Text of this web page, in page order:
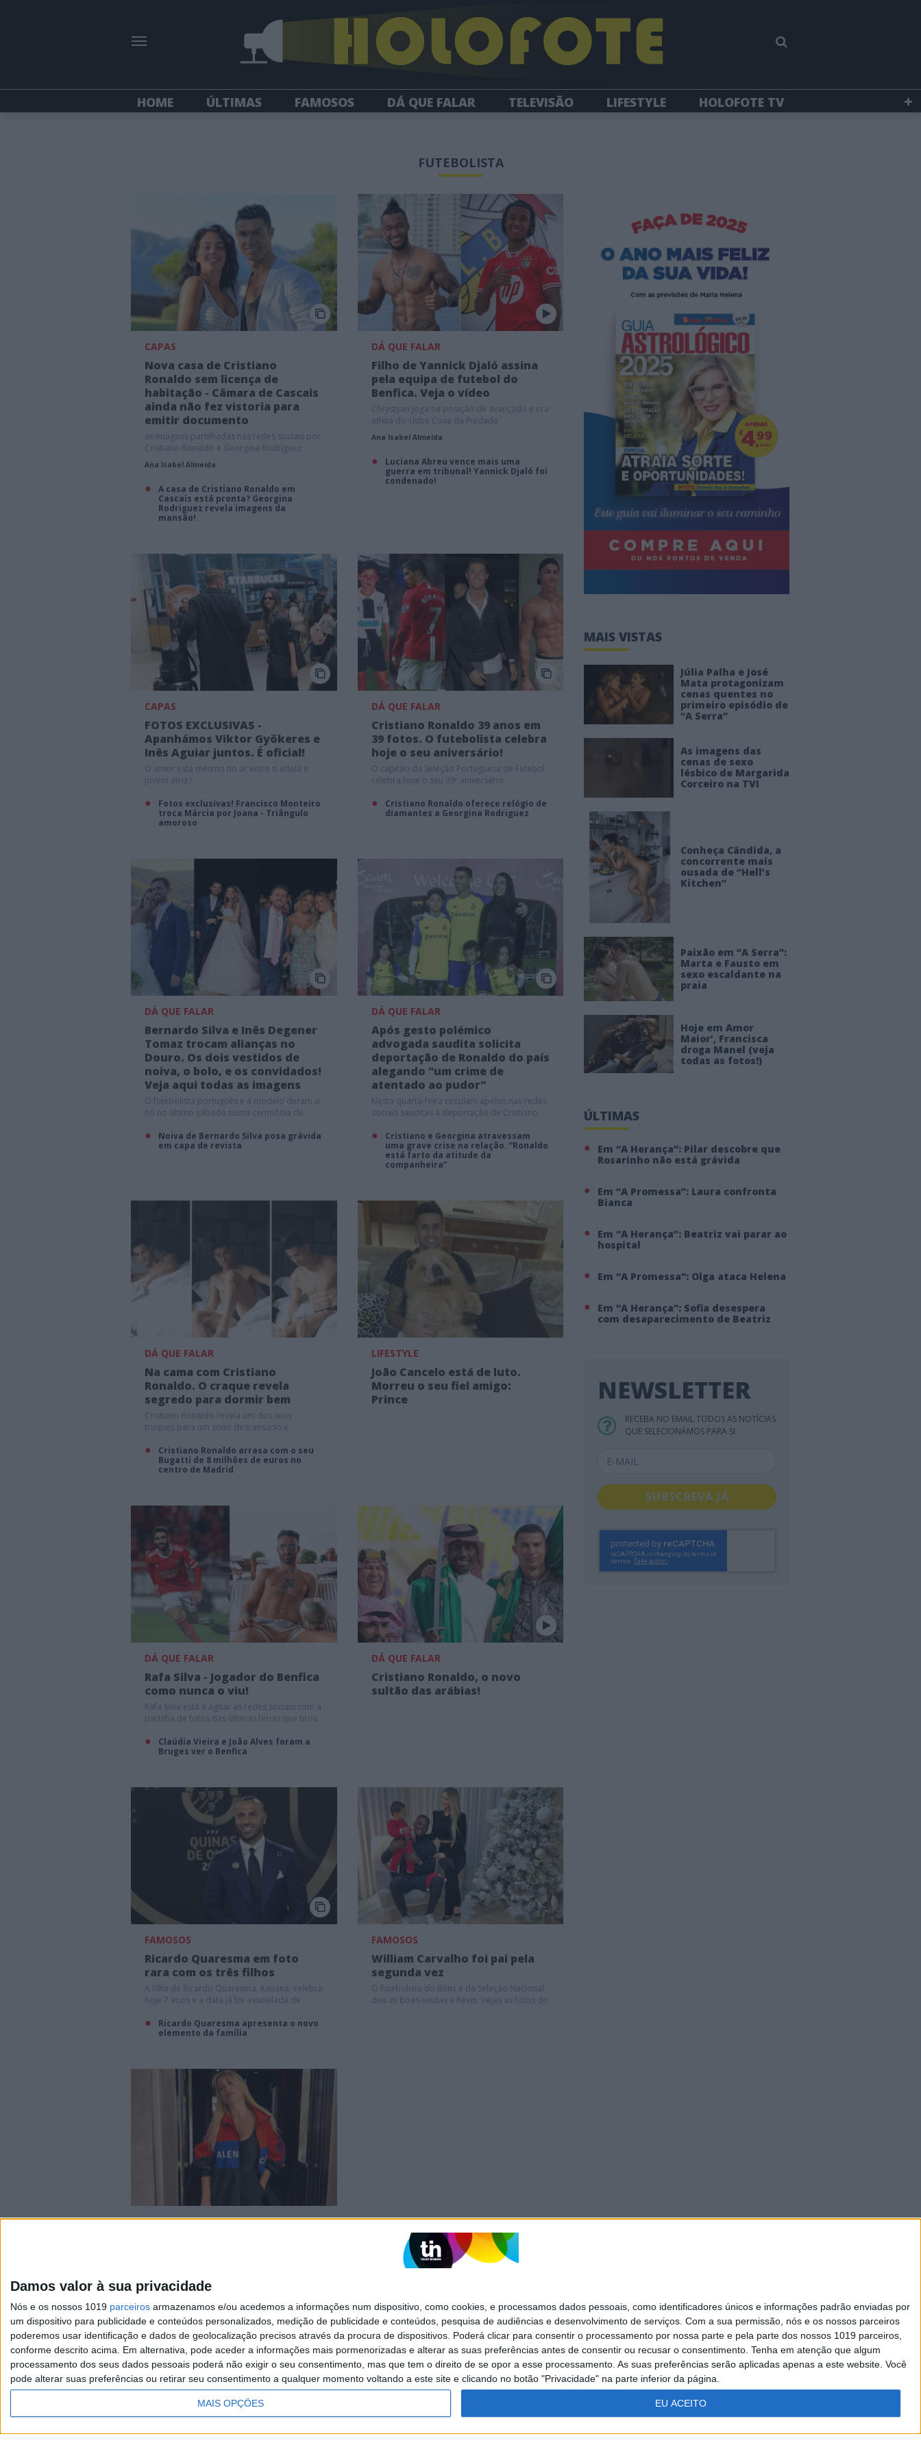
Damos valor à sua privacidade
Nós e os nossos 1019 parceiros armazenamos e/ou acedemos a informações num dispositivo, como cookies, e processamos dados pessoais, como identificadores únicos e informações padrão enviadas por
um dispositivo para publicidade e conteúdos personalizados, medição de publicidade e conteúdos, pesquisa de audiências e desenvolvimento de serviços. Com a sua permissão, nós e os nossos parceiros
poderemos usar identificação e dados de geolocalização precisos através da procura de dispositivos. Poderá clicar para consentir o processamento por nossa parte e pela parte dos nossos 1019 parceiros,
conforme descrito acima. Em alternativa, pode aceder a informações mais pormenorizadas e alterar as suas preferências antes de consentir ou recusar o consentimento. Tenha em atenção que algum
processamento dos seus dados pessoais poderá não exigir o seu consentimento, mas que tem o direito de se opor a esse processamento. As suas preferências serão aplicadas apenas a este website. Você
pode alterar suas preferências ou retirar seu consentimento a qualquer momento voltando a este site e clicando no botão "Privacidade" na parte inferior da página.
MAIS OPÇÕES EU ACEITO
HOME ÚLTIMAS FAMOSOS DÁ QUE FALAR TELEVISÃO LIFESTYLE
HOLOFOTE TV
FUTEBOLISTA
CAPAS
Nova casa de Cristiano
Ronaldo sem licença de
habitação - Câmara de Cascais
ainda não fez vistoria para
emitir documento
as imagens partilhadas nas redes sociais por
Cristiano Ronaldo e Georgina Rodríguez
podem não corresponder à exuberante
mansão de Cascais
Ana Isabel Almeida
A casa de Cristiano Ronaldo em
Cascais está pronta? Georgina
Rodriguez revela imagens da
mansão!
DÁ QUE FALAR
Filho de Yannick Djaló assina
pela equipa de futebol do
Benfica. Veja o vídeo
Chrystyan joga na posição de avançado e era
atleta do clube Cova da Piedade
Ana Isabel Almeida
Luciana Abreu vence mais uma
guerra em tribunal! Yannick Djaló foi
condenado!
CAPAS
FOTOS EXCLUSIVAS -
Apanhámos Viktor Gyökeres e
Inês Aguiar juntos. É oficial!
O amor está mesmo no ar entre o atleta e
jovem atriz !
Fotos exclusivas! Francisco Monteiro
troca Márcia por Joana - Triângulo
amoroso
DÁ QUE FALAR
Cristiano Ronaldo 39 anos em
39 fotos. O futebolista celebra
hoje o seu aniversário!
O capitão da Seleção Portuguesa de Futebol
celebra hoje o seu 39º aniversário
Cristiano Ronaldo oferece relógio de
diamantes a Georgina Rodriguez
DÁ QUE FALAR
Bernardo Silva e Inês Degener
Tomaz trocam alianças no
Douro. Os dois vestidos de
noiva, o bolo, e os convidados!
Veja aqui todas as imagens
O futebolista português e a modelo deram o
nó no último sábado numa cerimónia de
Noiva de Bernardo Silva posa grávida
em capa de revista
DÁ QUE FALAR
Após gesto polémico
advogada saudita solicita
deportação de Ronaldo do país
alegando "um crime de
atentado ao pudor"
Nesta quarta-feira circulam apelos nas redes
sociais sauditas à deportação de Cristiano
Cristiano e Georgina atravessam
uma grave crise na relação. “Ronaldo
está farto da atitude da
companheira”
DÁ QUE FALAR
Na cama com Cristiano
Ronaldo. O craque revela
segredo para dormir bem
Cristiano Ronaldo revela um dos seus
truques para um sono descansado e
Cristiano Ronaldo arrasa com o seu
Bugatti de 8 milhões de euros no
centro de Madrid
LIFESTYLE
João Cancelo está de luto.
Morreu o seu fiel amigo:
Prince
DÁ QUE FALAR
Rafa Silva - Jogador do Benfica
como nunca o viu!
Rafa Silva está a agitar as redes sociais com a
partilha de fotos das últimas férias que tirou
Claúdia Vieira e João Alves foram a
Bruges ver o Benfica
DÁ QUE FALAR
Cristiano Ronaldo, o novo
sultão das arábias!
FAMOSOS
Ricardo Quaresma em foto
rara com os três filhos
A filha de Ricardo Quaresma, Kauana, celebra
hoje 7 anos e a data já foi assinalada de
Ricardo Quaresma apresenta o novo
elemento da família
FAMOSOS
William Carvalho foi pai pela
segunda vez
O futebolista do Bétis e da Seleção Nacional
deu as boas-vindas a Kevin. Vejas as fotos do
FAMOSOS
futebolista Mauro Icardi e já foi apanhada
aos beijos com o fenómeno da música
argentina L-Gante
MAIS VISTAS
Júlia Palha e José
Mata protagonizam
cenas quentes no
primeiro episódio de
“A Serra”
As imagens das
cenas de sexo
lésbico de Margarida
Corceiro na TVI
Conheça Cândida, a
concorrente mais
ousada de “Hell’s
Kitchen”
Paixão em “A Serra”:
Marta e Fausto em
sexo escaldante na
praia
Hoje em Amor
Maior’, Francisca
droga Manel (veja
todas as fotos!)
ÚLTIMAS
Em “A Herança”: Pilar descobre que
Rosarinho não está grávida
Em “A Promessa”: Laura confronta
Bianca
Em “A Herança”: Beatriz vai parar ao
hospital
Em “A Promessa”: Olga ataca Helena
Em “A Herança”: Sofia desespera
com desaparecimento de Beatriz
NEWSLETTER
RECEBA NO EMAIL TODOS AS NOTÍCIAS
QUE SELECIONÁMOS PARA SI
SUBSCREVA JÁ
SITES DO GRUPO TRUST IN NEWS
Visão Activa Caras
Caras Decoração
Exame
Visão Júnior